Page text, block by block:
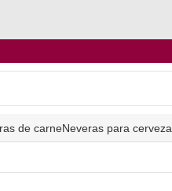
de carneNeveras para cerveza